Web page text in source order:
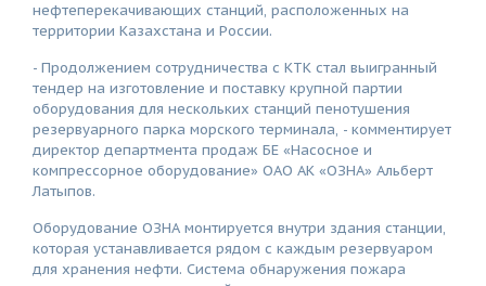
нефтеперекачивающих станций, расположенных на
территории Казахстана и России.
- Продолжением сотрудничества с КТК стал выигранный
тендер на изготовление и поставку крупной партии
оборудования для нескольких станций пенотушения
резервуарного парка морского терминала, - комментирует
директор департмента продаж БЕ «Насосное и
компрессорное оборудование» ОАО АК «ОЗНА» Альберт
Латыпов.
Оборудование ОЗНА монтируется внутри здания станции,
которая устанавливается рядом с каждым резервуаром
для хранения нефти. Система обнаружения пожара